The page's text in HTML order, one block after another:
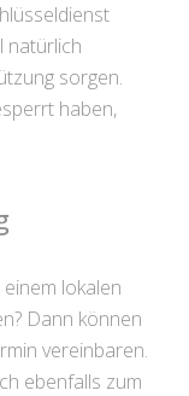
natürlich
sorgen.
haben,
lokalen
Dann können
vereinbaren.
ebenfalls zum